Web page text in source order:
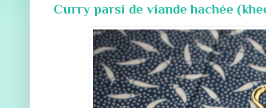
Curry parsi de viande hachée